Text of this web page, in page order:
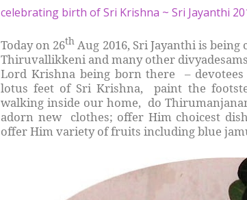
celebrating birth of Sri Krishna ~ Sri Jayanthi
Today on 26th Aug 2016, Sri Jayanthi is
Thiruvallikkeni and many other
Lord Krishna being born there –
lotus feet of Sri Krishna, paint the
walking inside our home, do
adorn new clothes; offer Him choicest
offer Him variety of fruits including blue